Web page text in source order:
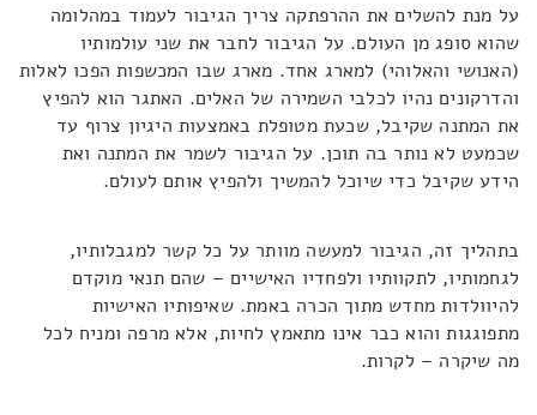
על מנת להשלים את ההרפתקה צריך הגיבור לעמוד במהלומה
שהוא סופג מן העולם. על הגיבור לחבר את שני עולמותיו
(האנושי והאלוהי) למארג אחד. מארג שבו המכשפות הפכו לאלות
והדרקונים נהיו לכלבי השמירה של האלים. האתגר הוא להפיץ
את המתנה שקיבל, שכעת מטופלת באמצעות היגיון צרוף עד
שכמעט לא נותר בה תוכן. על הגיבור לשמר את המתנה ואת
הידע שקיבל כדי שיוכל להמשיך ולהפיץ אותם לעולם.
בתהליך זה, הגיבור למעשה מוותר על כל קשר למגבלותיו,
לגחמותיו, לתקוותיו ולפחדיו האישיים – שהם תנאי מוקדם
להיוולדות מחדש מתוך הכרה באמת. שאיפותיו האישיות
מתפוגגות והוא כבר אינו מתאמץ לחיות, אלא מרפה ומניח לכל
מה שיקרה – לקרות.